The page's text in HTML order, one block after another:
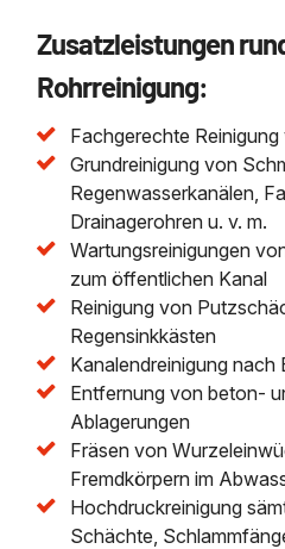
Zusatzleistungen
Rohrreinigung:
Fachgerechte
Grundreinigung von
Regenwasserkanälen,
Drainagerohren u. v. m.
Wartungsreinigungen
zum öffentlichen Kanal
Reinigung von
Regensinkkästen
Kanalendreinigung nach
Entfernung von beton-
Ablagerungen
Fräsen von
Fremdkörpern im
Hochdruckreinigung
Schächte,